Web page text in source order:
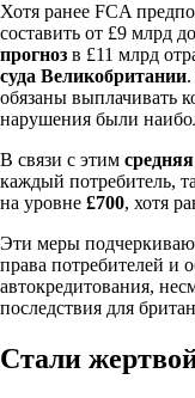
Хотя ранее FCA
составить от £9 млрд
прогноз в £11 млрд
суда Великобритании
обязаны выплачивать
нарушения были
В связи с этим
каждый потребитель,
на уровне £700, хотя
Эти меры
права потребителей и
автокредитования,
последствия для
Стали